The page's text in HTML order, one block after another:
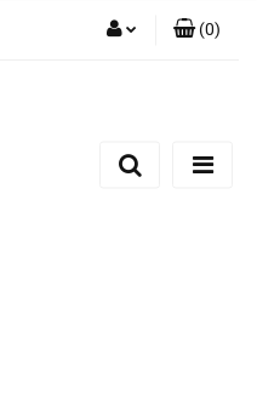
Dodaj zgłoszenie
(0)